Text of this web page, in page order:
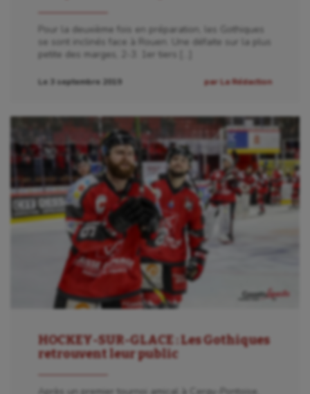
Pour la deuxième fois en préparation, les Gothiques
se sont inclinés face à Rouen. Une défaite sur la plus
petite des marges, 2-3. 1er tiers […]
Le 3 septembre 2019 par La Rédaction
HOCKEY-SUR-GLACE : Les Gothiques
retrouvent leur public